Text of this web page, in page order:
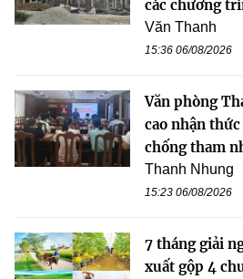
các chương
Văn Thanh
15:36 06/08/2026
Văn phòng
cao nhận
chống tham
Thanh Nhung
15:23 06/08/2026
7 tháng giải
xuất gộp 4